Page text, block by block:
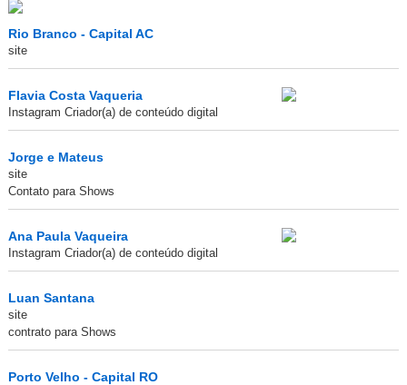
Rio Branco - Capital AC
site
Flavia Costa Vaqueria
Instagram Criador(a) de conteúdo digital
Jorge e Mateus
site
Contato para Shows
Ana Paula Vaqueira
Instagram Criador(a) de conteúdo digital
Luan Santana
site
contrato para Shows
Porto Velho - Capital RO